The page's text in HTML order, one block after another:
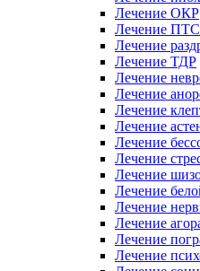
Лечение ОКР
Лечение
Лечение
Лечение ТДР
Лечение
Лечение
Лечение
Лечение
Лечение
Лечение
Лечение
Лечение
Лечение
Лечение
Лечение
Лечение